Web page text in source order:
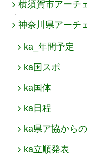
横須賀市アーチ
神奈川県アーチ
ka_年間予定
ka国スポ
ka国体
ka日程
ka県ア協から
ka立順発表